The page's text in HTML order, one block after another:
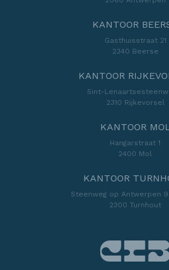
KANTOOR
Gasthuisstraat 21
2340 Beerse
KANTOOR
Sint-
2310 Rijkevorsel
KANTOOR MOL
Hangarstraat 1
2400 Mol
KANTOOR
Steenweg op Antwerpen
2300 Turnhout